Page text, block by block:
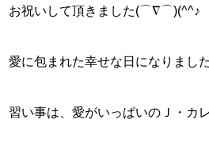
お祝いして頂きました(⌒∇⌒)(^^♪
愛に包まれた幸せな日になりまし
習い事は、愛がいっぱいのＪ・カ